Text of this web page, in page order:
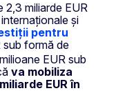
2,3 miliarde EUR
și
pentru
sub formă de
EUR sub
va mobiliza
EUR în